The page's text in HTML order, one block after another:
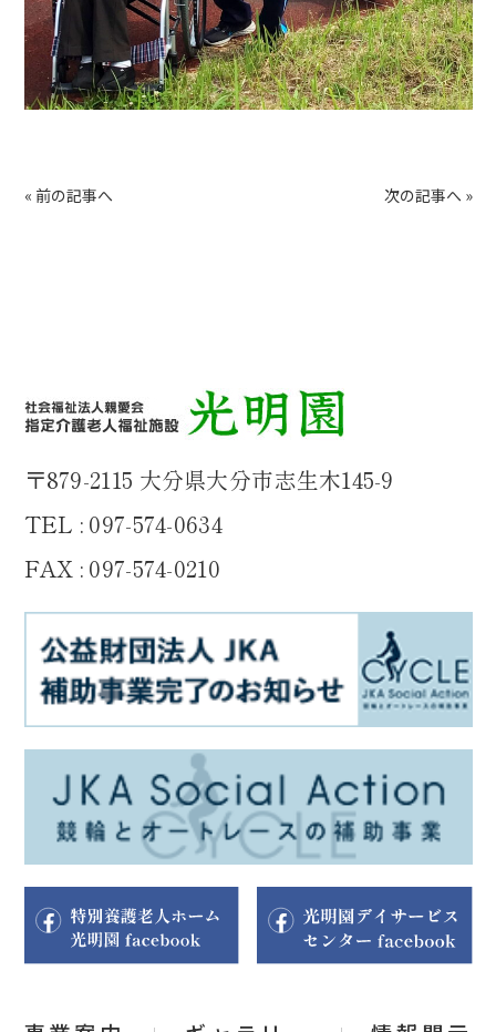
« 前の記事へ 次の記事へ »
〒879-2115 大分県大分市志生木145-9
TEL : 097-574-0634
FAX : 097-574-0210